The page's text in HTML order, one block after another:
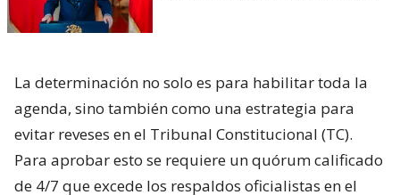
La determinación no solo es para habilitar toda la
agenda, sino también como una estrategia para
evitar reveses en el Tribunal Constitucional (TC).
Para aprobar esto se requiere un quórum calificado
de 4/7 que excede los respaldos oficialistas en el